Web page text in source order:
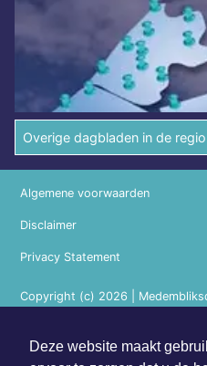
Deze website maakt
Overige dagbladen in de regio
Copyright (c) 2026 |
Algemene voorwaarden
Disclaimer
Privacy Statement